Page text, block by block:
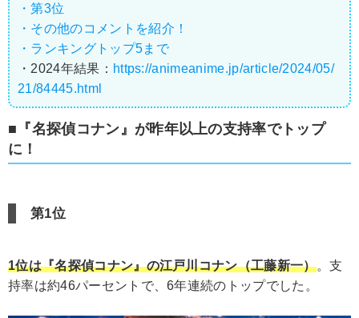
・第3位
・その他のコメントを紹介！
・ランキングトップ5まで
・2024年結果： https://animeanime.jp/article/2024/05/
21/84445.html
■『名探偵コナン』が昨年以上の支持率でトップ
に！
第1位
1位は『名探偵コナン』の江戸川コナン（工藤新一）。支
持率は約46パーセントで、6年連続のトップでした。